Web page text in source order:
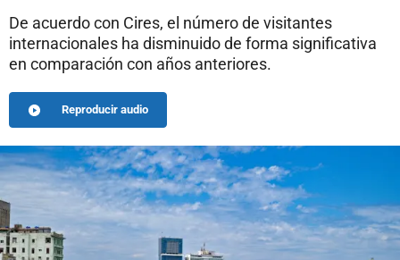
De acuerdo con Cires, el número de visitantes
internacionales ha disminuido de forma significativa
en comparación con años anteriores.
Reproducir audio